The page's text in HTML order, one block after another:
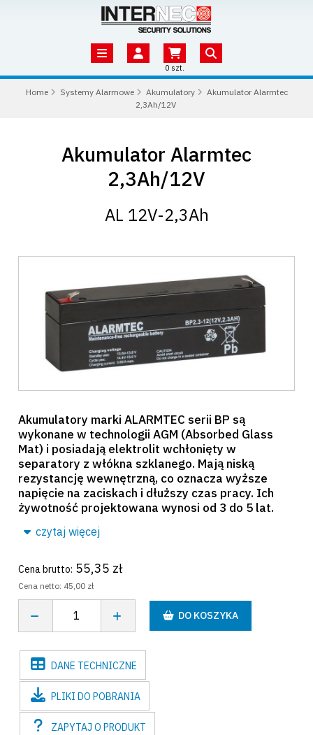
0 szt.
Home Systemy Alarmowe Akumulatory
Akumulator Alarmtec
2,3Ah/12V
Akumulator Alarmtec
2,3Ah/12V
AL 12V-2,3Ah
Akumulatory marki ALARMTEC serii BP są
wykonane w technologii AGM (Absorbed Glass
Mat) i posiadają elektrolit wchłonięty w
separatory z włókna szklanego. Mają niską
rezystancję wewnętrzną, co oznacza wyższe
napięcie na zaciskach i dłuższy czas pracy. Ich
żywotność projektowana wynosi od 3 do 5 lat.
czytaj więcej
Cena brutto: 55,35 zł
Cena netto: 45,00 zł
DO KOSZYKA
DANE TECHNICZNE
PLIKI DO POBRANIA
ZAPYTAJO PRODUKT